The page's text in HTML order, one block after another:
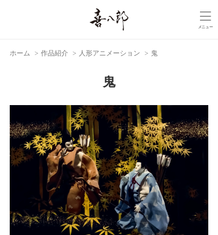
ホーム > 作品紹介 > 人形アニメーション > 鬼
鬼